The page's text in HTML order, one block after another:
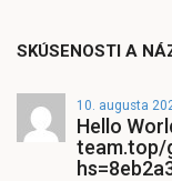
SKÚSENOSTI A
10. augusta
Hello
team.top/